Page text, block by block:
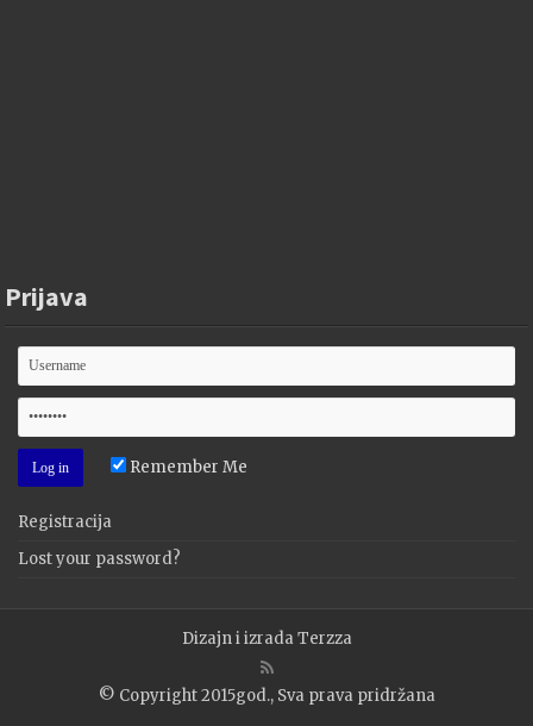
Prijava
Remember Me
Registracija
Lost your password?
Dizajn i izradaTerzza
© Copyright 2015god., Sva prava pridržana